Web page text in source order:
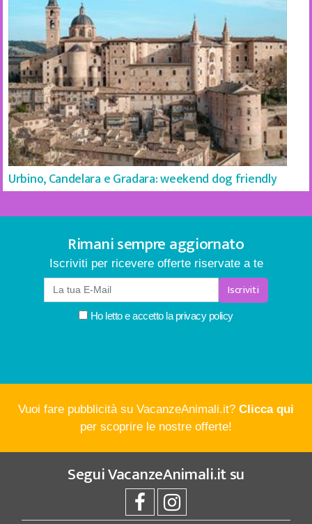
Urbino, Candelara e Gradara: weekend dog friendly
Rimani sempre aggiornato
Iscriviti per ricevere offerte riservate a te
Iscriviti
Ho letto e accetto la privacy policy
Vuoi fare pubblicità su VacanzeAnimali.it? Clicca qui
per scoprire le nostre offerte!
SeguiVacanzeAnimali.itsu